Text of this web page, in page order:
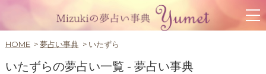
HOME 夢占い事典 いたずら
いたずらの夢占い一覧 - 夢占い事典